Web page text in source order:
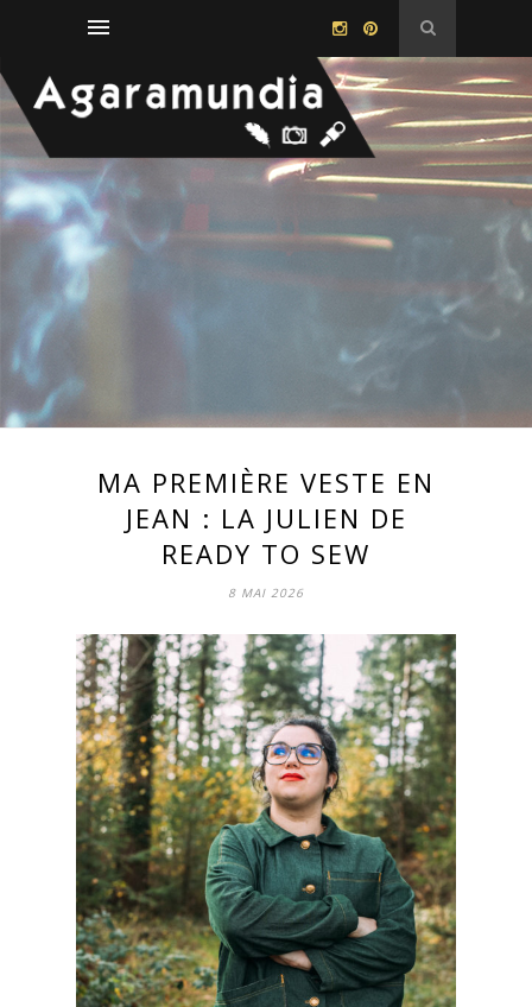
MA PREMIÈRE VESTE EN
JEAN : LA JULIEN DE
READY TO SEW
8 MAI 2026